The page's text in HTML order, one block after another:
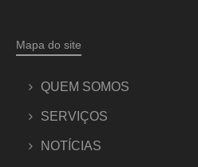
Mapa do site
QUEM SOMOS
SERVIÇOS
NOTÍCIAS